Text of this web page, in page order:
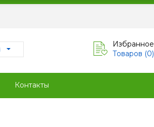
Избранное
Товаров (0)
Контакты